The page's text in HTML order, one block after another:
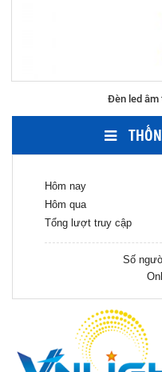
Đèn led âm
Hôm nay
Hôm qua
Tổng lượt truy cập
Số